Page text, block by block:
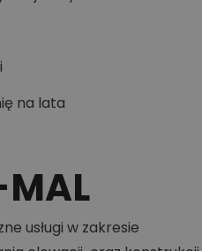
na lata
usługi w zakresie